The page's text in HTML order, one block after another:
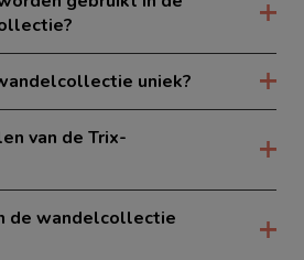
uniek?
van de Trix-
de wandelcollectie